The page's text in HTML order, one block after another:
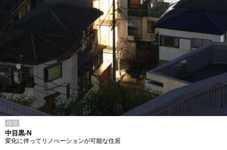
住宅
中目黒-N
変化に伴ってリノべーションが可能な住居